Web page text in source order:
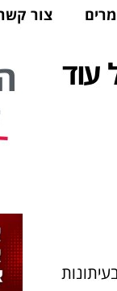
צור
עוד